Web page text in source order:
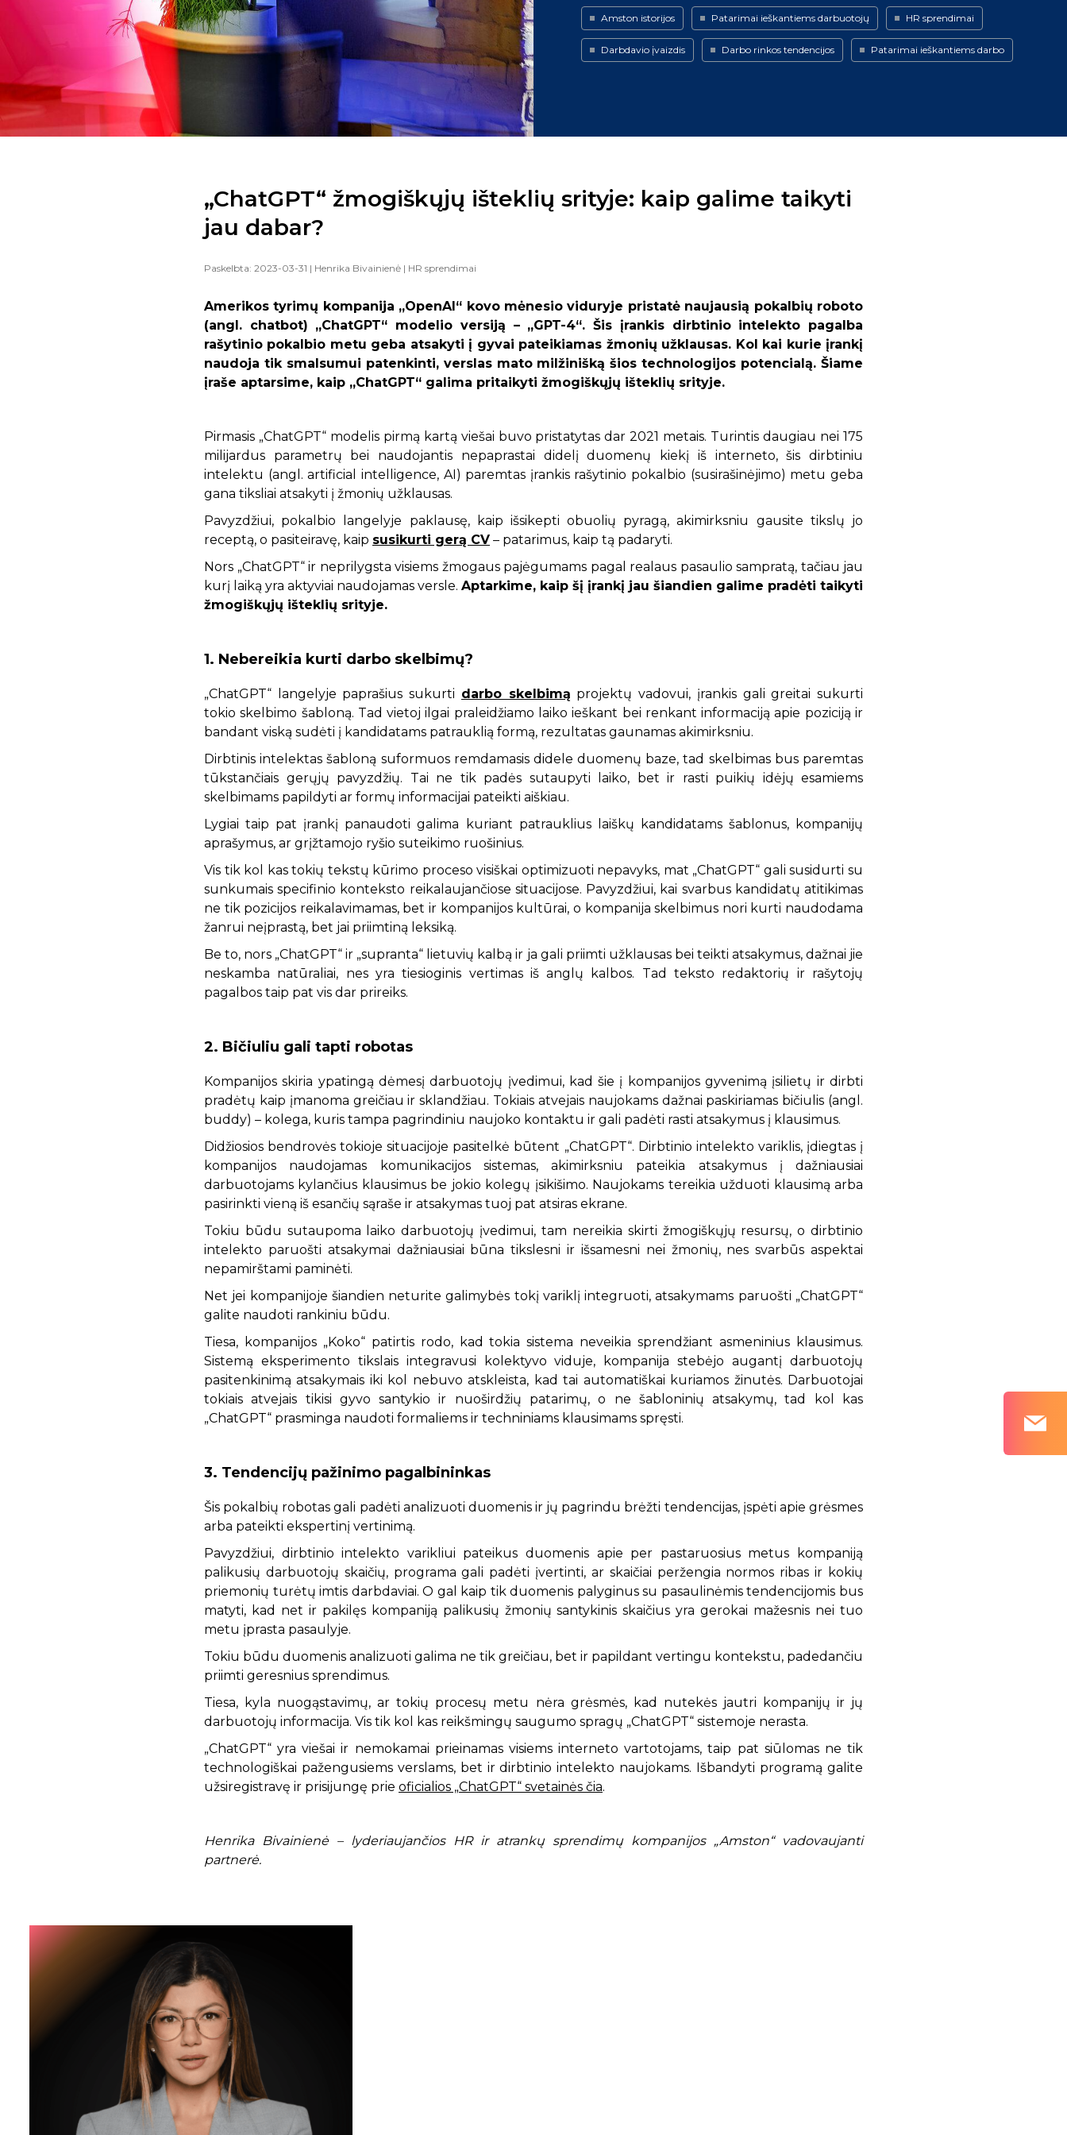
Amston istorijos Patarimai ieškantiems darbuotojų HR sprendimai
Darbdavio įvaizdis Darbo rinkos tendencijos Patarimai ieškantiems darbo
„ChatGPT“ žmogiškųjų išteklių srityje: kaip galime taikyti
jau dabar?
Paskelbta: 2023-03-31 | Henrika Bivainienė | HR sprendimai
Amerikos tyrimų kompanija „OpenAI“ kovo mėnesio viduryje pristatė naujausią pokalbių roboto
(angl. chatbot) „ChatGPT“ modelio versiją – „GPT-4“. Šis įrankis dirbtinio intelekto pagalba
rašytinio pokalbio metu geba atsakyti į gyvai pateikiamas žmonių užklausas. Kol kai kurie įrankį
naudoja tik smalsumui patenkinti, verslas mato milžinišką šios technologijos potencialą. Šiame
įraše aptarsime, kaip „ChatGPT“ galima pritaikyti žmogiškųjų išteklių srityje.
Pirmasis „ChatGPT“ modelis pirmą kartą viešai buvo pristatytas dar 2021 metais. Turintis daugiau nei 175
milijardus parametrų bei naudojantis nepaprastai didelį duomenų kiekį iš interneto, šis dirbtiniu
intelektu (angl. artificial intelligence, AI) paremtas įrankis rašytinio pokalbio (susirašinėjimo) metu geba
gana tiksliai atsakyti į žmonių užklausas.
Pavyzdžiui, pokalbio langelyje paklausę, kaip išsikepti obuolių pyragą, akimirksniu gausite tikslų jo
receptą, o pasiteiravę, kaip susikurti gerą CV – patarimus, kaip tą padaryti.
Nors „ChatGPT“ ir neprilygsta visiems žmogaus pajėgumams pagal realaus pasaulio sampratą, tačiau jau
kurį laiką yra aktyviai naudojamas versle. Aptarkime, kaip šį įrankį jau šiandien galime pradėti taikyti
žmogiškųjų išteklių srityje.
1. Nebereikia kurti darbo skelbimų?
„ChatGPT“ langelyje paprašius sukurti darbo skelbimą projektų vadovui, įrankis gali greitai sukurti
tokio skelbimo šabloną. Tad vietoj ilgai praleidžiamo laiko ieškant bei renkant informaciją apie poziciją ir
bandant viską sudėti į kandidatams patrauklią formą, rezultatas gaunamas akimirksniu.
Dirbtinis intelektas šabloną suformuos remdamasis didele duomenų baze, tad skelbimas bus paremtas
tūkstančiais gerųjų pavyzdžių. Tai ne tik padės sutaupyti laiko, bet ir rasti puikių idėjų esamiems
skelbimams papildyti ar formų informacijai pateikti aiškiau.
Lygiai taip pat įrankį panaudoti galima kuriant patrauklius laiškų kandidatams šablonus, kompanijų
aprašymus, ar grįžtamojo ryšio suteikimo ruošinius.
Vis tik kol kas tokių tekstų kūrimo proceso visiškai optimizuoti nepavyks, mat „ChatGPT“ gali susidurti su
sunkumais specifinio konteksto reikalaujančiose situacijose. Pavyzdžiui, kai svarbus kandidatų atitikimas
ne tik pozicijos reikalavimamas, bet ir kompanijos kultūrai, o kompanija skelbimus nori kurti naudodama
žanrui neįprastą, bet jai priimtiną leksiką.
Be to, nors „ChatGPT“ ir „supranta“ lietuvių kalbą ir ja gali priimti užklausas bei teikti atsakymus, dažnai jie
neskamba natūraliai, nes yra tiesioginis vertimas iš anglų kalbos. Tad teksto redaktorių ir rašytojų
pagalbos taip pat vis dar prireiks.
2. Bičiuliu gali tapti robotas
Kompanijos skiria ypatingą dėmesį darbuotojų įvedimui, kad šie į kompanijos gyvenimą įsilietų ir dirbti
pradėtų kaip įmanoma greičiau ir sklandžiau. Tokiais atvejais naujokams dažnai paskiriamas bičiulis (angl.
buddy) – kolega, kuris tampa pagrindiniu naujoko kontaktu ir gali padėti rasti atsakymus į klausimus.
Didžiosios bendrovės tokioje situacijoje pasitelkė būtent „ChatGPT“. Dirbtinio intelekto variklis, įdiegtas į
kompanijos naudojamas komunikacijos sistemas, akimirksniu pateikia atsakymus į dažniausiai
darbuotojams kylančius klausimus be jokio kolegų įsikišimo. Naujokams tereikia užduoti klausimą arba
pasirinkti vieną iš esančių sąraše ir atsakymas tuoj pat atsiras ekrane.
Tokiu būdu sutaupoma laiko darbuotojų įvedimui, tam nereikia skirti žmogiškųjų resursų, o dirbtinio
intelekto paruošti atsakymai dažniausiai būna tikslesni ir išsamesni nei žmonių, nes svarbūs aspektai
nepamirštami paminėti.
Net jei kompanijoje šiandien neturite galimybės tokį variklį integruoti, atsakymams paruošti „ChatGPT“
galite naudoti rankiniu būdu.
Tiesa, kompanijos „Koko“ patirtis rodo, kad tokia sistema neveikia sprendžiant asmeninius klausimus.
Sistemą eksperimento tikslais integravusi kolektyvo viduje, kompanija stebėjo augantį darbuotojų
pasitenkinimą atsakymais iki kol nebuvo atskleista, kad tai automatiškai kuriamos žinutės. Darbuotojai
tokiais atvejais tikisi gyvo santykio ir nuoširdžių patarimų, o ne šabloninių atsakymų, tad kol kas
„ChatGPT“ prasminga naudoti formaliems ir techniniams klausimams spręsti.
3. Tendencijų pažinimo pagalbininkas
Šis pokalbių robotas gali padėti analizuoti duomenis ir jų pagrindu brėžti tendencijas, įspėti apie grėsmes
arba pateikti ekspertinį vertinimą.
Pavyzdžiui, dirbtinio intelekto varikliui pateikus duomenis apie per pastaruosius metus kompaniją
palikusių darbuotojų skaičių, programa gali padėti įvertinti, ar skaičiai peržengia normos ribas ir kokių
priemonių turėtų imtis darbdaviai. O gal kaip tik duomenis palyginus su pasaulinėmis tendencijomis bus
matyti, kad net ir pakilęs kompaniją palikusių žmonių santykinis skaičius yra gerokai mažesnis nei tuo
metu įprasta pasaulyje.
Tokiu būdu duomenis analizuoti galima ne tik greičiau, bet ir papildant vertingu kontekstu, padedančiu
priimti geresnius sprendimus.
Tiesa, kyla nuogąstavimų, ar tokių procesų metu nėra grėsmės, kad nutekės jautri kompanijų ir jų
darbuotojų informacija. Vis tik kol kas reikšmingų saugumo spragų „ChatGPT“ sistemoje nerasta.
„ChatGPT“ yra viešai ir nemokamai prieinamas visiems interneto vartotojams, taip pat siūlomas ne tik
technologiškai pažengusiems verslams, bet ir dirbtinio intelekto naujokams. Išbandyti programą galite
užsiregistravę ir prisijungę prie oficialios „ChatGPT“ svetainės čia.
Henrika Bivainienė – lyderiaujančios HR ir atrankų sprendimų kompanijos „Amston“ vadovaujanti
partnerė.